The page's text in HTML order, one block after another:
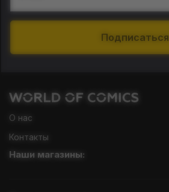
Подписаться
О нас
Контакты
Наши магазины: